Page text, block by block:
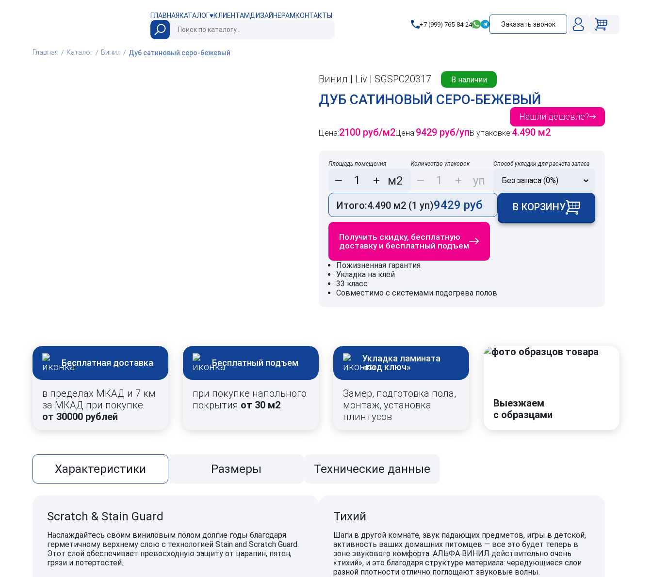
ГЛАВНАЯКАТАЛОГ КЛИЕНТАМДИЗАЙНЕРАМКОНТАКТЫ
+7 (999) 765-84-24 Заказать звонок
Главная Каталог Винил Дуб сатиновый серо-бежевый
Винил | Liv | SGSPC20317 В наличии
ДУБ САТИНОВЫЙ СЕРО-БЕЖЕВЫЙ
Цена:2100 руб/м2Цена:9429 руб/упВ упаковке:4.490 м2
Нашли дешевле?
Площадь помещения
м2
Количество упаковок
уп
Способ укладки для расчета запаса
Итого:4.490 м2 (1 уп)9429 руб В КОРЗИНУ
Получить скидку, бесплатную
доставку и бесплатный подъем
Пожизненная гарантия
Укладка на клей
33 класс
Совместимо с системами подогрева полов
Бесплатная доставка
в пределах МКАД и 7 км
за МКАД при покупке
от 30000 рублей
Бесплатный подъем
при покупке напольного
покрытия от 30 м2
Укладка ламината
«под ключ»
Замер, подготовка пола,
монтаж, установка
плинтусов
Выезжаем
с образцами
Характеристики Размеры Технические данные
Scratch & Stain Guard
Наслаждайтесь своим виниловым полом долгие годы благодаря
герметичному верхнему слою с технологией Stain and Scratch Guard.
Этот слой обеспечивает превосходную защиту от царапин, пятен,
грязи и потертостей.
Тихий
Шаги в другой комнате, звук падающих предметов, игры в детской,
активность ваших домашних питомцев — все это будет теперь в
зоне звукового комфорта. АЛЬФА ВИНИЛ действительно очень
«тихий», и это благодаря структуре материала: чередующиеся слои
разной плотности отлично поглощают звуковые волны.